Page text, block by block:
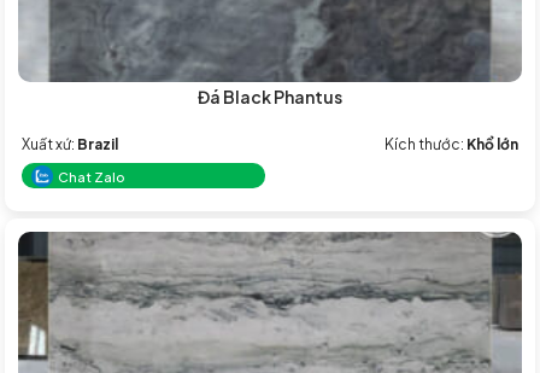
Đá Black Phantus
Xuất xứ: Brazil Kích thước: Khổ lớn
Chat Zalo